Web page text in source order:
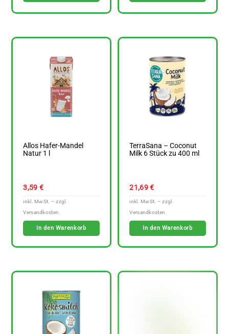
Allos Hafer-Mandel
Natur 1 l
3,59 €
In den Warenkorb
TerraSana – Coconut
Milk 6 Stück zu 400 ml
21,69€
In den Warenkorb